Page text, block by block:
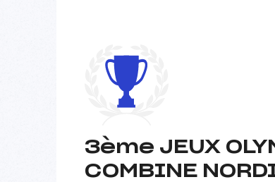
3ème JEUX
COMBINE